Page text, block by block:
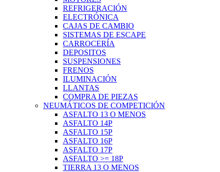
REFRIGERACIÓN
ELECTRÓNICA
CAJAS DE CAMBIO
SISTEMAS DE ESCAPE
CARROCERÍA
DEPOSITOS
SUSPENSIONES
FRENOS
ILUMINACIÓN
LLANTAS
COMPRA DE PIEZAS
NEUMÁTICOS DE COMPETICIÓN
ASFALTO 13 O MENOS
ASFALTO 14P
ASFALTO 15P
ASFALTO 16P
ASFALTO 17P
ASFALTO >= 18P
TIERRA 13 O MENOS